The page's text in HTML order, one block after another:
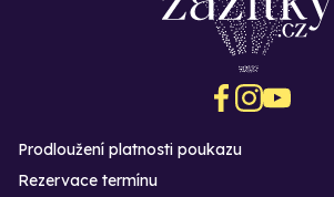
Prodloužení platnosti poukazu
Rezervace termínu